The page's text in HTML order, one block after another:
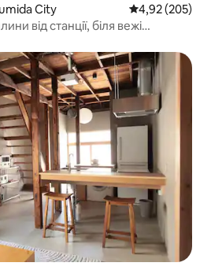
City Середня
4,92 (205)
від станції, біля вежі
WI-FI, 202 / авто.